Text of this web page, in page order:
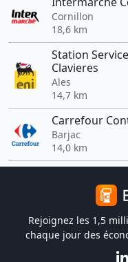
Cornillon
18,6 km
Station
Clavieres
Ales
14,7 km
Carrefour
Barjac
14,0 km
Rejoignez les 1,5
chaque jour des